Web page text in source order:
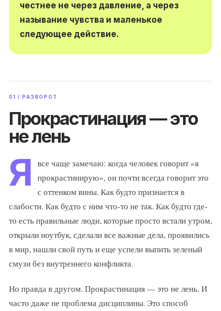
честнее не через давление, а через
называние чувства и маленькое
следующее действие.
01 / РАЗВОРОТ
Прокрастинация — это
не лень
Я
все чаще замечаю: когда человек говорит «я
прокрастинирую», он почти всегда говорит это
с оттенком вины. Как будто признается в
слабости. Как будто с ним что-то не так. Как будто где-
то есть правильные люди, которые просто встали утром,
открыли ноутбук, сделали все важные дела, проявились
в мир, нашли свой путь и еще успели выпить зеленый
смузи без внутреннего конфликта.
Но правда в другом. Прокрастинация — это не лень. И
часто даже не проблема дисциплины. Это способ